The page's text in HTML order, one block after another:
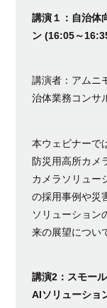
講演１：自治体
ン (16:05～
講演者：アムニ
治体業務コンサ
本ウェビナーで
防災用高所カメ
カメラソリュー
の採用事例や災
ソリューション
来の展望につい
講演2：スモー
AIソリューショ